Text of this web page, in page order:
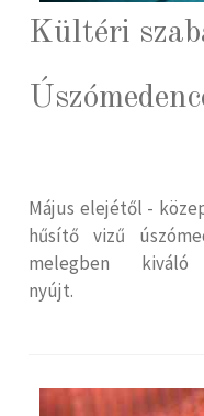
Kültéri
Május elejétől -
hűsítő vizű
melegben kiváló
nyújt.